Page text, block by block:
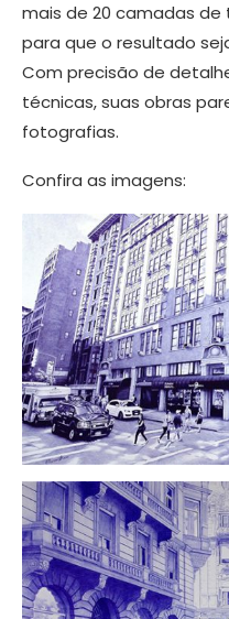
mais de 20 camadas
para que o resultado
Com precisão de
técnicas, suas obras
fotografias.
Confira as imagens: